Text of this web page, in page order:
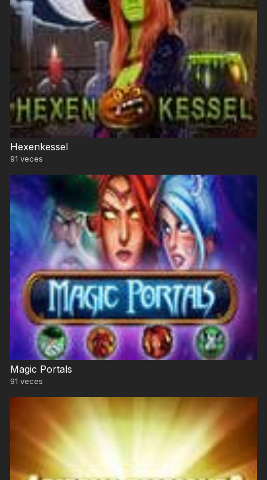
Hexenkessel
91 veces
Magic Portals
91 veces